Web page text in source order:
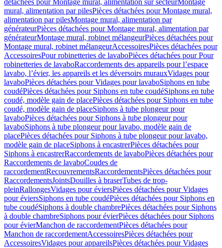
détachées pour Montage mural, alimentation sur secteurMontage
mural, alimentation par pilesPièces détachées pour Montage mural,
alimentation par pilesMontage mural, alimentation par
générateurPièces détachées pour Montage mural, alimentation par
générateurMontage mural, robinet mélangeurPièces détachées pour
Montage mural, robinet mélangeurAccessoiresPièces détachées pour
AccessoiresPour robinetteries de lavaboPièces détachées pour Pour
robinetteries de lavaboRaccordements des appareils pour l’espace
lavabo, l’évier, les appareils et les déversoirs murauxVidages pour
lavaboPièces détachées pour Vidages pour lavaboSiphons en tube
coudéPièces détachées pour Siphons en tube coudéSiphons en tube
coudé, modèle gain de placePièces détachées pour Siphons en tube
coudé, modèle gain de placeSiphons à tube plongeur pour
lavaboPièces détachées pour Siphons à tube plongeur pour
lavaboSiphons à tube plongeur pour lavabo, modèle gain de
placePièces détachées pour Siphons à tube plongeur pour lavabo,
modèle gain de placeSiphons à encastrerPièces détachées pour
Siphons à encastrerRaccordements de lavaboPièces détachées pour
Raccordements de lavaboCoudes de
raccordementRecouvrementsRaccordementsPièces détachées pour
RaccordementsJointsDouilles à braserTubes de trop-
pleinRallongesVidages pour éviersPièces détachées pour Vidages
pour éviersSiphons en tube coudéPièces détachées pour Siphons en
tube coudéSiphons à double chambrePièces détachées pour Siphons
à double chambreSiphons pour évierPièces détachées pour Siphons
pour évierManchon de raccordementPièces détachées pour
Manchon de raccordementAccessoiresPièces détachées pour
AccessoiresVidages pour appareilsPièces détachées pour Vidages